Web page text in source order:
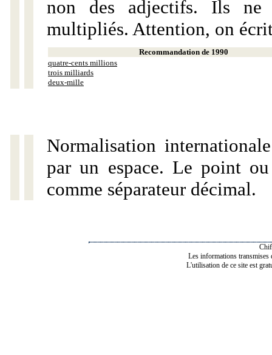
non des adjectifs. Ils ne
multipliés. Attention, on
Recommandation de 1990
quatre-cents millions
trois milliards
deux-mille
Normalisation
par un espace. Le point
comme séparateur décimal.
Les informations transmises
L'utilisation de ce site est